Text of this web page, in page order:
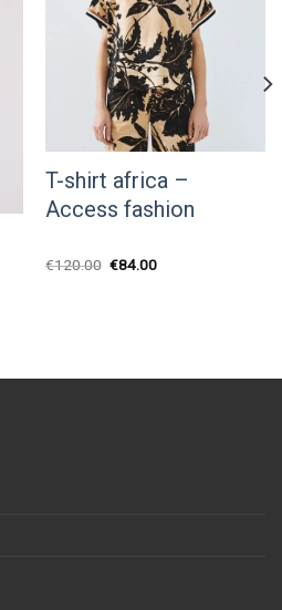
T-shirt africa –
Access fashion
€120.00 O
€84.00O